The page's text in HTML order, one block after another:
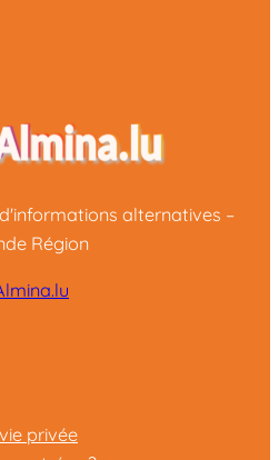
alternatives –
Région
privée